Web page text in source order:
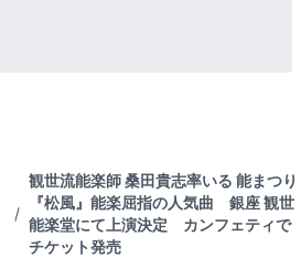
/
観世流能楽師 桑田貴志率いる 能まつり
『松風』能楽屈指の人気曲 銀座 観世
能楽堂にて上演決定 カンフェティで
チケット発売